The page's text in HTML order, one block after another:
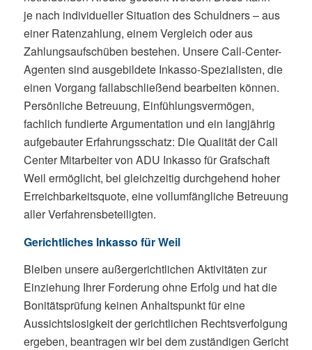
je nach individueller Situation des Schuldners – aus
einer Ratenzahlung, einem Vergleich oder aus
Zahlungsaufschüben bestehen. Unsere Call-Center-
Agenten sind ausgebildete Inkasso-Spezialisten, die
einen Vorgang fallabschließend bearbeiten können.
Persönliche Betreuung, Einfühlungsvermögen,
fachlich fundierte Argumentation und ein langjährig
aufgebauter Erfahrungsschatz: Die Qualität der Call
Center Mitarbeiter von ADU Inkasso für Grafschaft
Weil ermöglicht, bei gleichzeitig durchgehend hoher
Erreichbarkeitsquote, eine vollumfängliche Betreuung
aller Verfahrensbeteiligten.
Gerichtliches Inkasso für Weil
Bleiben unsere außergerichtlichen Aktivitäten zur
Einziehung Ihrer Forderung ohne Erfolg und hat die
Bonitätsprüfung keinen Anhaltspunkt für eine
Aussichtslosigkeit der gerichtlichen Rechtsverfolgung
ergeben, beantragen wir bei dem zuständigen Gericht